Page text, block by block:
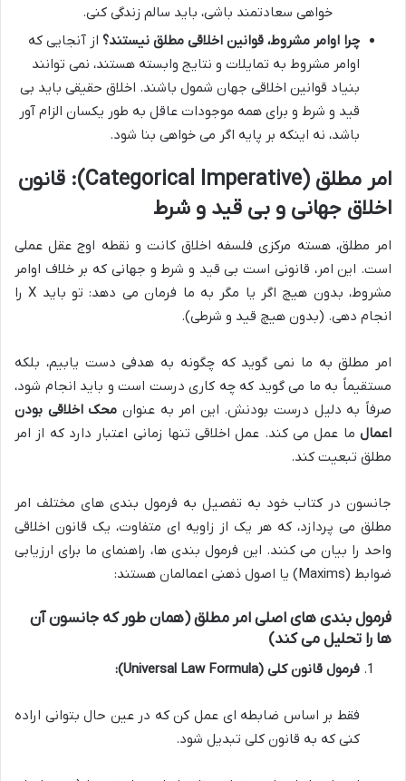
خواهی سعادتمند باشی، باید سالم زندگی کنی.
چرا اوامر مشروط، قوانین اخلاقی مطلق نیستند؟ از آنجایی که
اوامر مشروط به تمایلات و نتایج وابسته هستند، نمی توانند
بنیاد قوانین اخلاقی جهان شمول باشند. اخلاق حقیقی باید بی
قید و شرط و برای همه موجودات عاقل به طور یکسان الزام آور
باشد، نه اینکه بر پایه اگر می خواهی بنا شود.
امر مطلق (Categorical Imperative): قانون
اخلاق جهانی و بی قید و شرط
امر مطلق، هسته مرکزی فلسفه اخلاق کانت و نقطه اوج عقل عملی
است. این امر، قانونی است بی قید و شرط و جهانی که بر خلاف اوامر
مشروط، بدون هیچ اگر یا مگر به ما فرمان می دهد: تو باید X را
انجام دهی. (بدون هیچ قید و شرطی).
امر مطلق به ما نمی گوید که چگونه به هدفی دست یابیم، بلکه
مستقیماً به ما می گوید که چه کاری درست است و باید انجام شود،
صرفاً به دلیل درست بودنش. این امر به عنوان محک اخلاقی بودن
اعمال ما عمل می کند. عمل اخلاقی تنها زمانی اعتبار دارد که از امر
مطلق تبعیت کند.
جانسون در کتاب خود به تفصیل به فرمول بندی های مختلف امر
مطلق می پردازد، که هر یک از زاویه ای متفاوت، یک قانون اخلاقی
واحد را بیان می کنند. این فرمول بندی ها، راهنمای ما برای ارزیابی
ضوابط (Maxims) یا اصول ذهنی اعمالمان هستند:
فرمول بندی های اصلی امر مطلق (همان طور که جانسون آن
ها را تحلیل می کند)
فرمول قانون کلی (Universal Law Formula):
فقط بر اساس ضابطه ای عمل کن که در عین حال بتوانی اراده
کنی که به قانون کلی تبدیل شود.